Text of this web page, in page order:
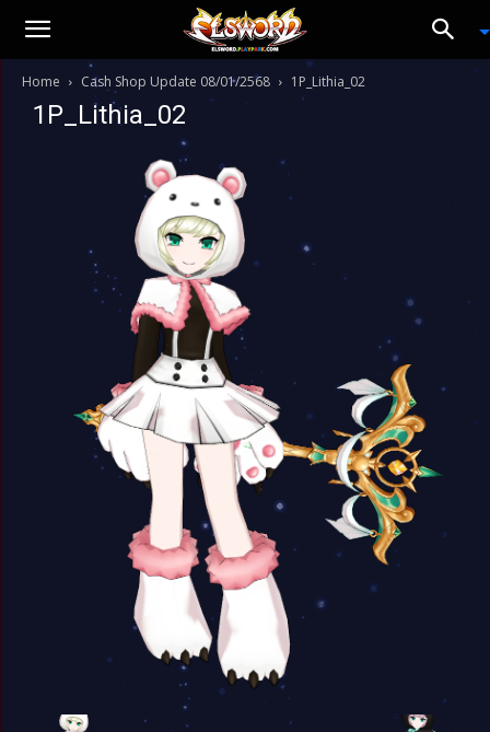
Home Cash Shop Update 08/01/2568 1P_Lithia_02
1P_Lithia_02